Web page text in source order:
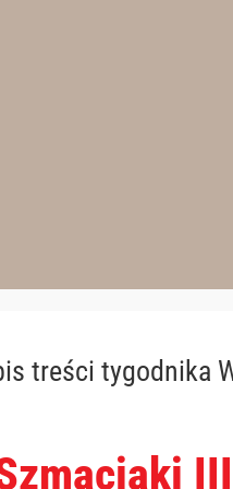
treści tygodnika